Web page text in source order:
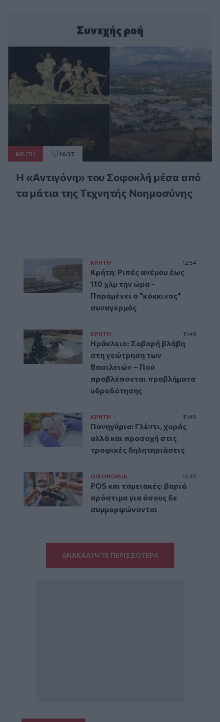
Συνεχής ροή
ΚΡΗΤΗ 16:37
Η «Αντιγόνη» του Σοφοκλή μέσα από
τα μάτια της Τεχνητής Νοημοσύνης
ΚΡΗΤΗ 12:54
Κρήτη: Ριπές ανέμου έως
110 χλμ την ώρα -
Παραμένει ο "κόκκινος"
συναγερμός
ΚΡΗΤΗ 11:49
Ηράκλειο: Σοβαρή βλάβη
στη γεώτρηση των
Βασιλειών – Πού
προβλέπονται προβλήματα
υδροδότησης
ΚΡΗΤΗ 11:40
Πανηγύρια: Γλέντι, χορός
αλλά και προσοχή στις
τροφικές δηλητηριάσεις
ΟΙΚΟΝΟΜΙΑ 14:45
POS και ταμειακές: βαριά
πρόστιμα για όσους δε
συμμορφώνονται
ΑΝΑΚΑΛΥΨΤΕ ΠΕΡΙΣΣΟΤΕΡΑ